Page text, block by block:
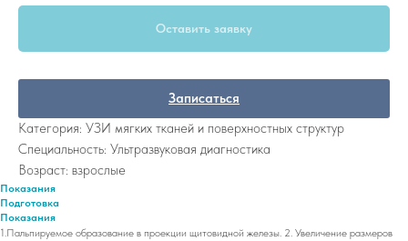
Оставить заявку
Записаться
Категория: УЗИ мягких тканей и поверхностных структур
Специальность: Ультразвуковая диагностика
Возраст: взрослые
Показания
Подготовка
Показания
1.Пальпируемое образование в проекции щитовидной железы. 2. Увеличение размеров